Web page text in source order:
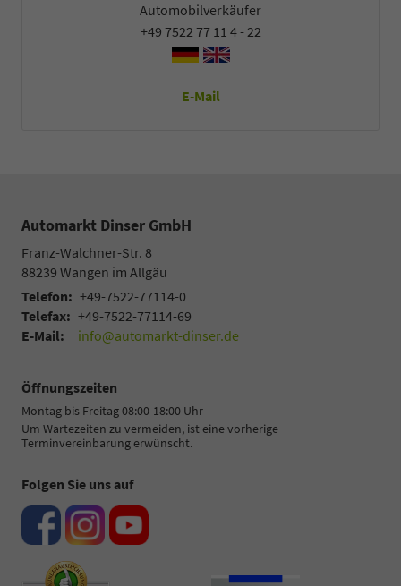
Automobilverkäufer
+49 7522 77 11 4 - 22
E-Mail
Automarkt Dinser GmbH
Franz-Walchner-Str. 8
88239 Wangen im Allgäu
Telefon: +49-7522-77114-0
Telefax: +49-7522-77114-69
E-Mail:
info@automarkt-dinser.de
Öffnungszeiten
Montag bis Freitag 08:00-18:00 Uhr
Um Wartezeiten zu vermeiden, ist eine vorherige
Terminvereinbarung erwünscht.
Folgen Sie uns auf